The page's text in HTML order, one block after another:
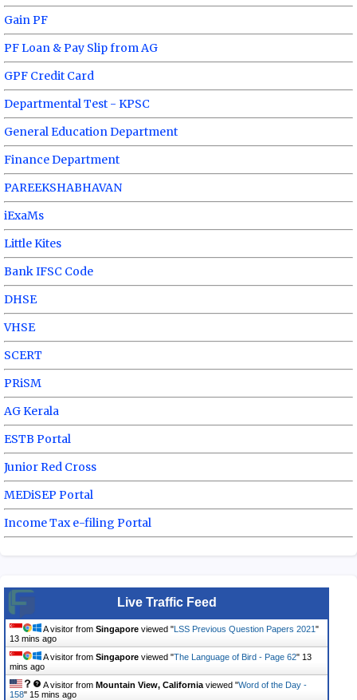
Gain PF
PF Loan & Pay Slip from AG
GPF Credit Card
Departmental Test - KPSC
General Education Department
Finance Department
PAREEKSHABHAVAN
iExaMs
Little Kites
Bank IFSC Code
DHSE
VHSE
SCERT
PRiSM
AG Kerala
ESTB Portal
Junior Red Cross
MEDiSEP Portal
Income Tax e-filing Portal
Live Traffic Feed
A visitor from Singapore viewed "LSS Previous Question Papers 2021"
13 mins ago
A visitor from Singapore viewed "The Language of Bird - Page 62" 13
mins ago
A visitor from Mountain View, California viewed "Word of the Day -
158" 15 mins ago